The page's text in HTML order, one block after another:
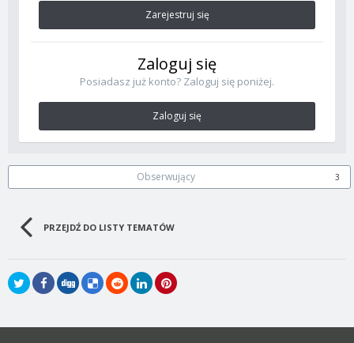
Zarejestruj się
Zaloguj się
Posiadasz już konto? Zaloguj się poniżej.
Zaloguj się
Obserwujący 3
PRZEJDŹ DO LISTY TEMATÓW